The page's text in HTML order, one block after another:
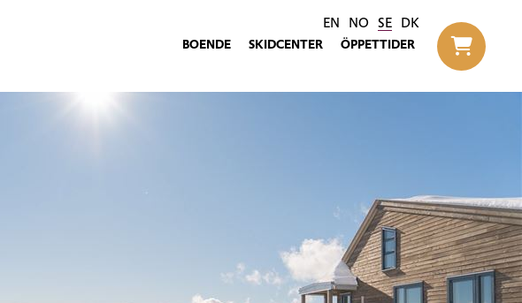
EN NO SE DK
BOENDE SKIDCENTER ÖPPETTIDER
Til